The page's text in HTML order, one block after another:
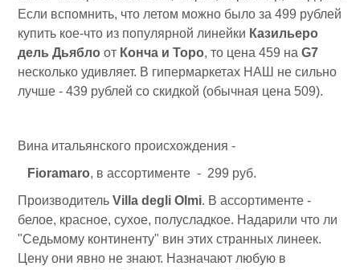
Если вспомнить, что летом можно было за 499 рублей
купить кое-что из популярной линейки Казильеро
дель Дьябло от Конча и Торо, то цена 459 на G7
несколько удивляет. В гипермаркетах НАШ не сильно
лучше - 439 рублей со скидкой (обычная цена 509).
Вина итальянского происхождения -
Fioramaro, в ассортименте - 299 руб.
Производитель Villa degli Olmi. В ассортименте -
белое, красное, сухое, полусладкое. Надарили что ли
"Седьмому континенту" вин этих странных линеек.
Цену они явно не знают. Назначают любую в